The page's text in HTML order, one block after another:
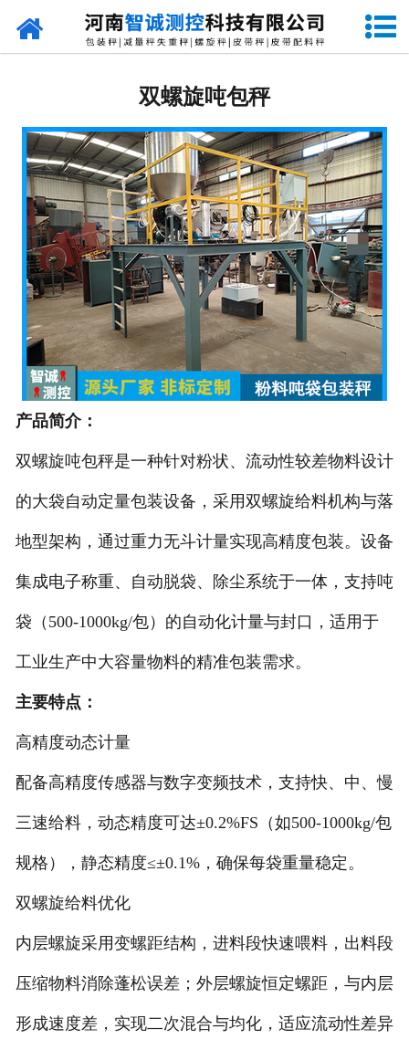
网站首页
- DCS-D系列单斗颗粒包装秤
- DCS-SP系列粉粒两用双斗包装秤
- DCS-DP系列粉粒两用单斗包装秤
DCS-L系列粉状包装秤
- DCS-S系列无斗定量包装秤
- DCS-X系列振动小包装秤
- ICS系列皮带秤
- 序列式皮带秤
电子配料秤
LCS系列皮带配料秤
散装计量秤
电子汽车衡
- 输送机
双螺旋吨包秤
产品简介：
双螺旋吨包秤是一种针对粉状、流动性较差物料设计
的大袋自动定量包装设备，采用双螺旋给料机构与落
地型架构，通过重力无斗计量实现高精度包装。设备
集成电子称重、自动脱袋、除尘系统于一体，支持吨
袋（500-1000kg/包）的自动化计量与封口，适用于
工业生产中大容量物料的精准包装需求。
主要特点：
高精度动态计量
配备高精度传感器与数字变频技术，支持快、中、慢
三速给料，动态精度可达±0.2%FS（如500-1000kg/包
规格），静态精度≤±0.1%，确保每袋重量稳定。
双螺旋给料优化
内层螺旋采用变螺距结构，进料段快速喂料，出料段
压缩物料消除蓬松误差；外层螺旋恒定螺距，与内层
形成速度差，实现二次混合与均化，适应流动性差异